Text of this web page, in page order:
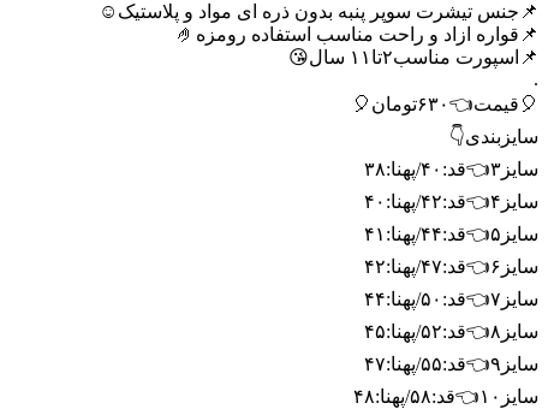
📌جنس تیشرت سوپر پنبه بدون ذره ای مواد و پلاستیک☺️
📌قواره ازاد و راحت مناسب استفاده رومزه🤌
📌اسپورت مناسب۲تا۱۱ سال😘
.
🎈قیمت👈۶۳۰تومان🎈
سایزبندی👇
سایز۳👈قد:۴۰/پهنا:۳۸
سایز۴👈قد:۴۲/پهنا:۴۰
سایز۵👈قد:۴۴/پهنا:۴۱
سایز۶👈قد:۴۷/پهنا:۴۲
سایز۷👈قد:۵۰/پهنا:۴۴
سایز۸👈قد:۵۲/پهنا:۴۵
سایز۹👈قد:۵۵/پهنا:۴۷
سایز۱۰👈قد:۵۸/پهنا:۴۸